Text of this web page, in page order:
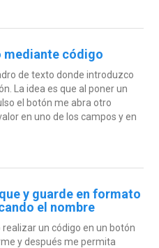
código
de texto donde introduzco
La idea es que al poner un
el botón me abra otro
en uno de los campos y en
y guarde en formato
el nombre
un código en un botón
y después me permita